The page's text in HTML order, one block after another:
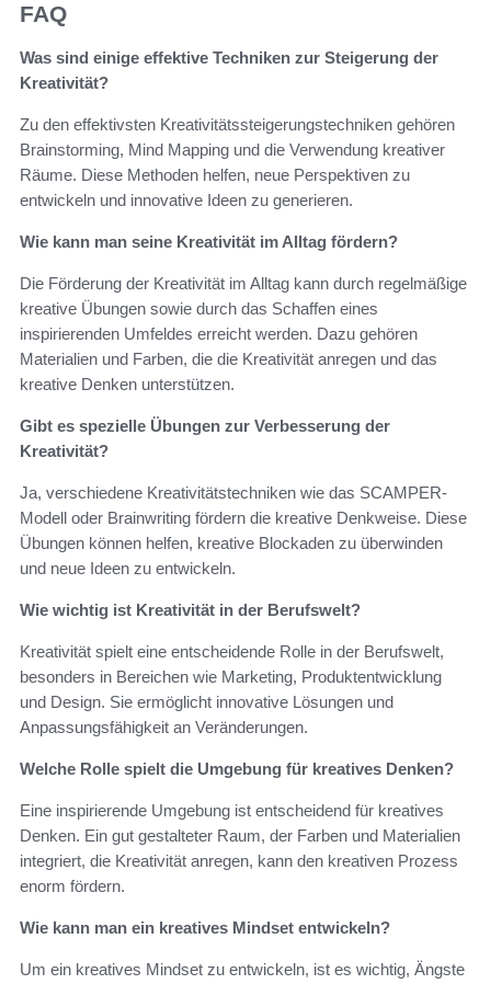
FAQ
Was sind einige effektive Techniken zur Steigerung der
Kreativität?
Zu den effektivsten Kreativitätssteigerungstechniken gehören
Brainstorming, Mind Mapping und die Verwendung kreativer
Räume. Diese Methoden helfen, neue Perspektiven zu
entwickeln und innovative Ideen zu generieren.
Wie kann man seine Kreativität im Alltag fördern?
Die Förderung der Kreativität im Alltag kann durch regelmäßige
kreative Übungen sowie durch das Schaffen eines
inspirierenden Umfeldes erreicht werden. Dazu gehören
Materialien und Farben, die die Kreativität anregen und das
kreative Denken unterstützen.
Gibt es spezielle Übungen zur Verbesserung der
Kreativität?
Ja, verschiedene Kreativitätstechniken wie das SCAMPER-
Modell oder Brainwriting fördern die kreative Denkweise. Diese
Übungen können helfen, kreative Blockaden zu überwinden
und neue Ideen zu entwickeln.
Wie wichtig ist Kreativität in der Berufswelt?
Kreativität spielt eine entscheidende Rolle in der Berufswelt,
besonders in Bereichen wie Marketing, Produktentwicklung
und Design. Sie ermöglicht innovative Lösungen und
Anpassungsfähigkeit an Veränderungen.
Welche Rolle spielt die Umgebung für kreatives Denken?
Eine inspirierende Umgebung ist entscheidend für kreatives
Denken. Ein gut gestalteter Raum, der Farben und Materialien
integriert, die Kreativität anregen, kann den kreativen Prozess
enorm fördern.
Wie kann man ein kreatives Mindset entwickeln?
Um ein kreatives Mindset zu entwickeln, ist es wichtig, Ängste